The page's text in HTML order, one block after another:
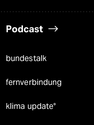
Podcast
bundestalk
fernverbindung
klima update°